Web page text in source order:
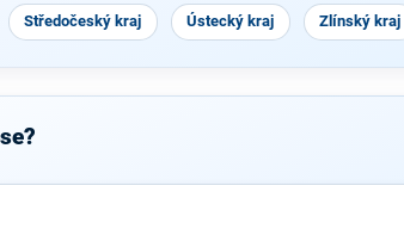
Středočeský kraj Ústecký kraj Zlínský kraj